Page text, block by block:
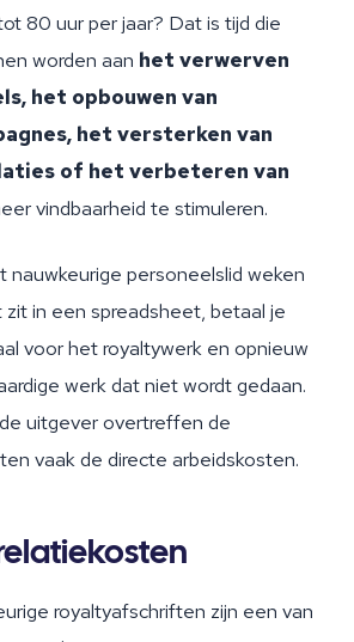
80 uur per jaar? Dat is tijd die
worden aan het verwerven
het opbouwen van
het versterken van
of het verbeteren van
vindbaarheid te stimuleren.
nauwkeurige personeelslid weken
in een spreadsheet, betaal je
voor het royaltywerk en opnieuw
werk dat niet wordt gedaan.
uitgever overtreffen de
vaak de directe arbeidskosten.
royaltyafschriften zijn een van